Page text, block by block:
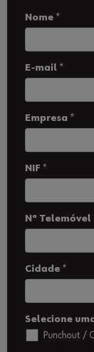
Nome *
E-mail *
Empresa *
NIF *
Nº Telemóvel
Cidade *
Selecione
Punchout /